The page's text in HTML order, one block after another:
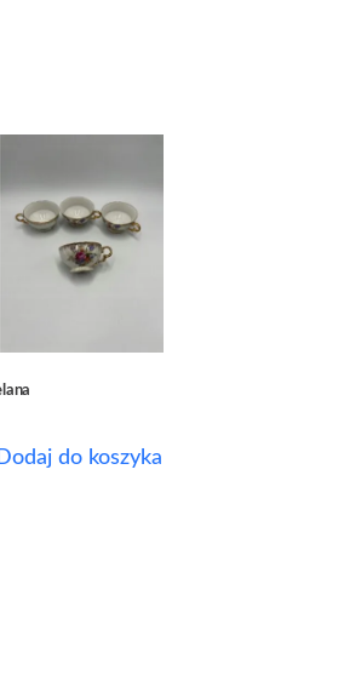
Dodaj do koszyka